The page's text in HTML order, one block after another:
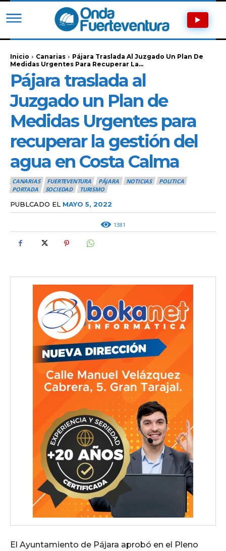
Inicio Canarias
Pájara Traslada Al Juzgado Un Plan De
Medidas Urgentes Para Recuperar La...
Pájara traslada al
Juzgado un Plan de
Medidas Urgentes para
recuperar la gestión del
agua en Costa Calma
CANARIAS FUERTEVENTURA PÁJARA NOTICIAS
POLITICA
PORTADA
SOCIEDAD TURISMO
PUBLCADO EL MAYO 5, 2022
1381
El Ayuntamiento de Pájara aprobó en el Pleno